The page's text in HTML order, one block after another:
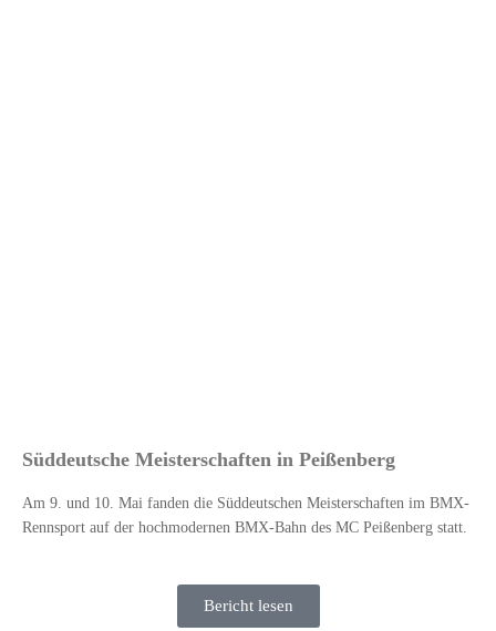
Süddeutsche Meisterschaften in Peißenberg
Am 9. und 10. Mai fanden die Süddeutschen Meisterschaften im BMX-
Rennsport auf der hochmodernen BMX-Bahn des MC Peißenberg statt.
Bericht lesen